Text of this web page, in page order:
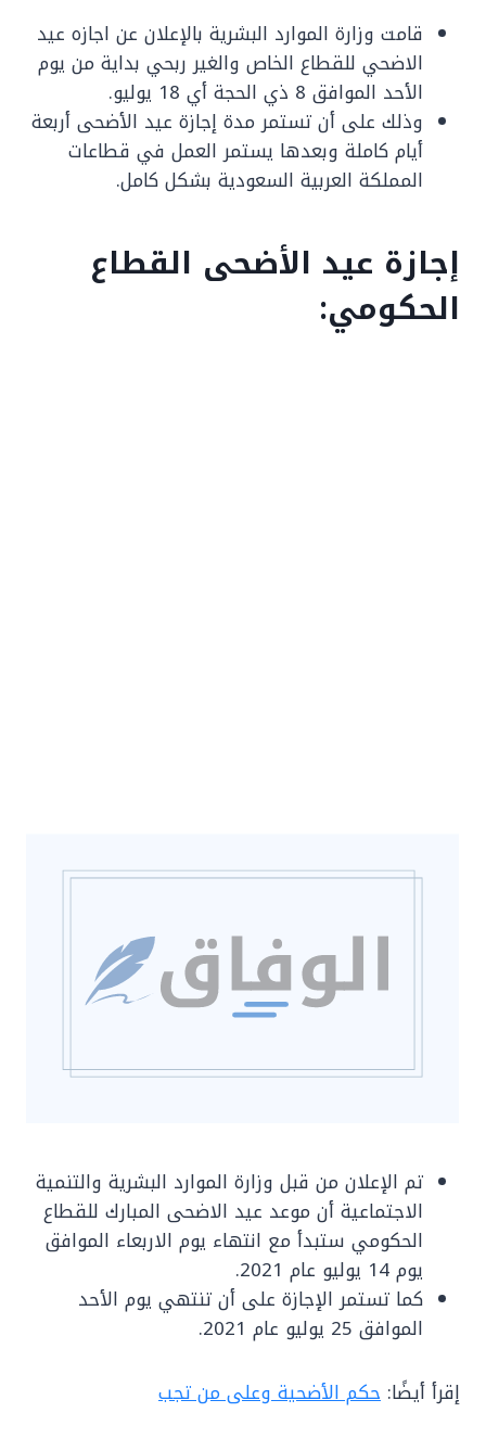
قامت وزارة الموارد البشرية بالإعلان عن اجازه عيد
الاضحي للقطاع الخاص والغير ربحي بداية من يوم
الأحد الموافق 8 ذي الحجة أي 18 يوليو.
وذلك على أن تستمر مدة إجازة عيد الأضحى أربعة
أيام كاملة وبعدها يستمر العمل في قطاعات
المملكة العربية السعودية بشكل كامل.
إجازة عيد الأضحى القطاع
الحكومي:
تم الإعلان من قبل وزارة الموارد البشرية والتنمية
الاجتماعية أن موعد عيد الاضحى المبارك للقطاع
الحكومي ستبدأ مع انتهاء يوم الاربعاء الموافق
يوم 14 يوليو عام 2021.
كما تستمر الإجازة على أن تنتهي يوم الأحد
الموافق 25 يوليو عام 2021.
إقرأ أيضًا: حكم الأضحية وعلى من تجب